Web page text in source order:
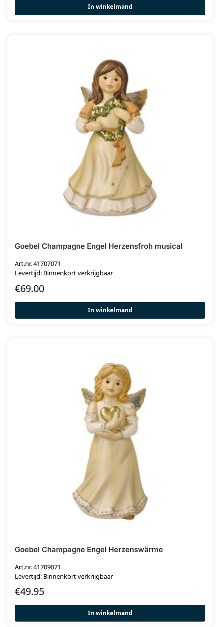
In winkelmand
Goebel Champagne Engel Herzensfroh musical
Art.nr. 41707071
Levertijd: Binnenkort verkrijgbaar
€69.00
In winkelmand
Goebel Champagne Engel Herzenswärme
Art.nr. 41709071
Levertijd: Binnenkort verkrijgbaar
€49.95
In winkelmand